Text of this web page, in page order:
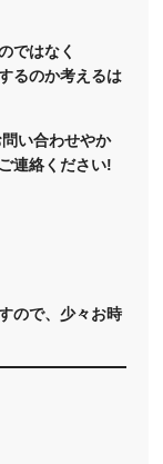
ではなく
るのか考えるは
い合わせやか
連絡ください!
ので、少々お時